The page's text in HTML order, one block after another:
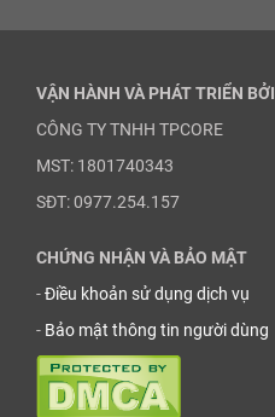
VẬN HÀNH VÀ PHÁT TRIỂN BỞI
CÔNG TY TNHH TPCORE
MST: 1801740343
SĐT: 0977.254.157
CHỨNG NHẬN VÀ BẢO MẬT
-Điều khoản sử dụng dịch vụ
- Bảo mật thông tin người dùng